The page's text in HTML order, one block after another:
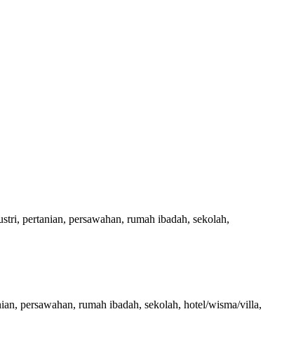
pertanian, persawahan, rumah ibadah, sekolah,
persawahan, rumah ibadah, sekolah, hotel/wisma/villa,